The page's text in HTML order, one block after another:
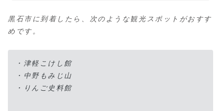
黒石市に到着したら、次のような観光スポットがおすす
めです。
・津軽こけし館
・中野もみじ山
・りんご史料館